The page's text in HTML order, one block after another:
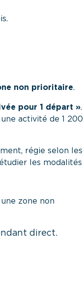
non prioritaire.
pour 1 départ ».
activité de 1 200
régie selon les
les modalités
zone non
direct.